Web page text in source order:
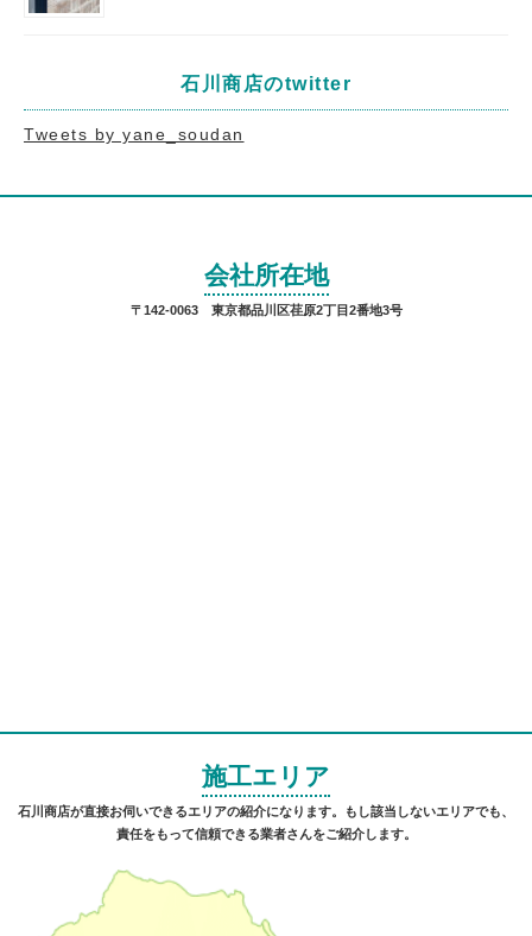
石川商店のtwitter
Tweets by yane_soudan
会社所在地
〒142-0063 東京都品川区荏原2丁目2番地3号
施工エリア
石川商店が直接お伺いできるエリアの紹介になります。もし該当しないエリアでも、
責任をもって信頼できる業者さんをご紹介します。